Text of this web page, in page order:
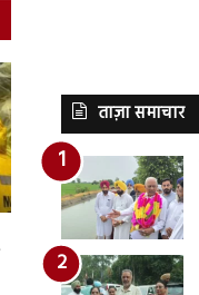
ताज़ा समाचार